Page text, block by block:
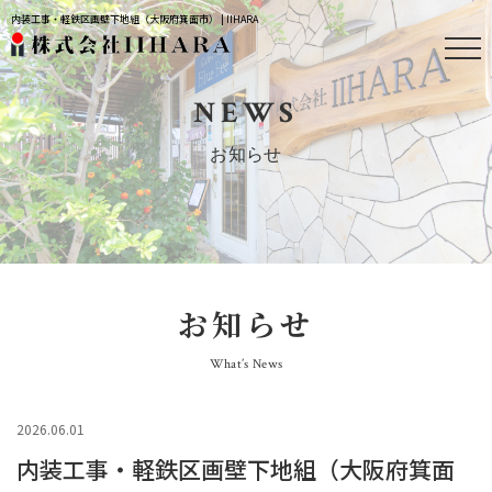
内装工事・軽鉄区画壁下地組（大阪府箕面市） | IIHARA
NEWS
お知らせ
お知らせ
What’s News
2026.06.01
内装工事・軽鉄区画壁下地組（大阪府箕面